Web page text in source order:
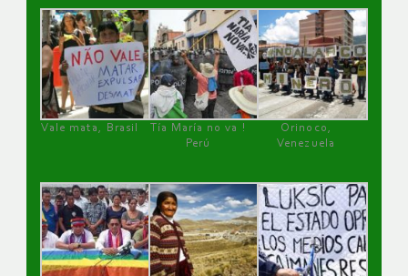
Vale mata, Brasil
Tía María no va !
Perú
Orinoco,
Venezuela